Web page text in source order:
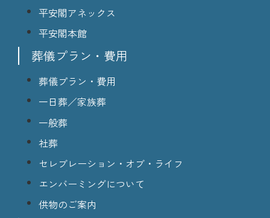
平安閣アネックス
平安閣本館
葬儀プラン・費用
葬儀プラン・費用
一日葬／家族葬
一般葬
社葬
セレブレーション・オブ・ライフ
エンバーミングについて
供物のご案内